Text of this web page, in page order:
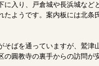
入り、戸倉城や長浜城など
ようです。案内板には北条
ばを通っていますが、鷲津
圓教寺の裏手からの訪問が